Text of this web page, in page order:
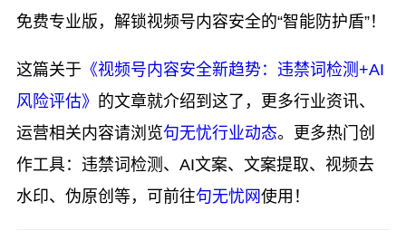
免费专业版，解锁视频号内容安全的“智能防护盾”！
这篇关于 《视频号内容安全新趋势：违禁词检测+AI
风险评估》 的文章就介绍到这了，更多行业资讯、
运营相关内容请浏览句无忧行业动态。更多热门创
作工具：违禁词检测、AI文案、文案提取、视频去
水印、伪原创等，可前往句无忧网使用！